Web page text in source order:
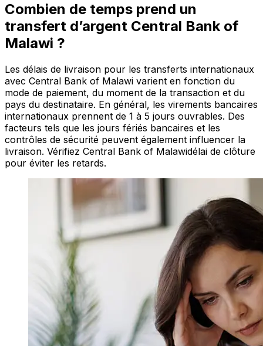
Combien de temps prend un
transfert d’argent Central Bank of
Malawi ?
Les délais de livraison pour les transferts internationaux
avec Central Bank of Malawi varient en fonction du
mode de paiement, du moment de la transaction et du
pays du destinataire. En général, les virements bancaires
internationaux prennent de 1 à 5 jours ouvrables. Des
facteurs tels que les jours fériés bancaires et les
contrôles de sécurité peuvent également influencer la
livraison. Vérifiez Central Bank of Malawidélai de clôture
pour éviter les retards.